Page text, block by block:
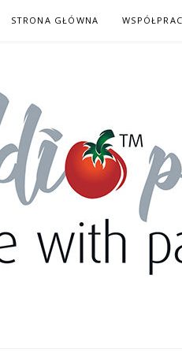
STRONA GŁÓWNA